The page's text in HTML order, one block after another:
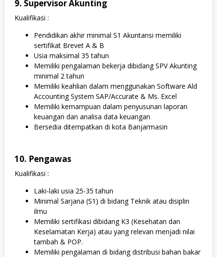
9. Supervisor Akunting
Kualifikasi :
Pendidikan akhir minimal S1 Akuntansi memiliki
sertifikat Brevet A & B
Usia maksimal 35 tahun
Memiliki pengalaman bekerja dibidang SPV Akunting
minimal 2 tahun
Memiliki keahlian dalam menggunakan Software Ald
Accounting System SAP/Accurate & Ms. Excel
Memiliki kemampuan dalam penyusunan laporan
keuangan dan analisa data keuangan
Bersedia ditempatkan di kota Banjarmasin
10. Pengawas
Kualifikasi :
Laki-laki usia 25-35 tahun
Minimal Sarjana (S1) di bidang Teknik atau disiplin
ilmu
Memiliki sertifikasi dibidang K3 (Kesehatan dan
Keselamatan Kerja) atau yang relevan menjadi nilai
tambah & POP.
Memiliki pengalaman di bidang distribusi bahan bakar